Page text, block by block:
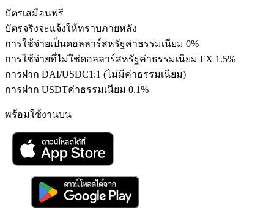
บัตรเสมือนฟรี
บัตรจริงจะแจ้งให้ทราบภายหลัง
การใช้จ่ายเป็นดอลลาร์สหรัฐค่าธรรมเนียม 0%
การใช้จ่ายที่ไม่ใช่ดอลลาร์สหรัฐค่าธรรมเนียม FX 1.5%
การฝาก DAI/USDC1:1 (ไม่มีค่าธรรมเนียม)
การฝาก USDTค่าธรรมเนียม 0.1%
พร้อมใช้งานบน